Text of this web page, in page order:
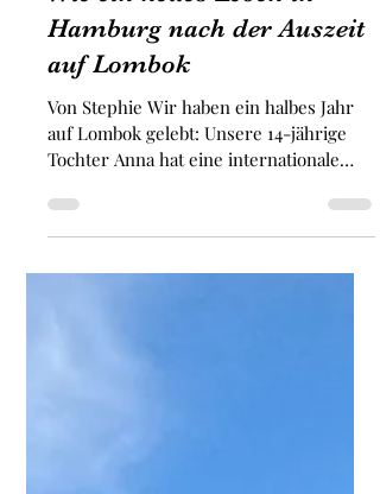
Wie ein neues Leben in
Hamburg nach der Auszeit
auf Lombok
Von Stephie Wir haben ein halbes Jahr
auf Lombok gelebt: Unsere 14-jährige